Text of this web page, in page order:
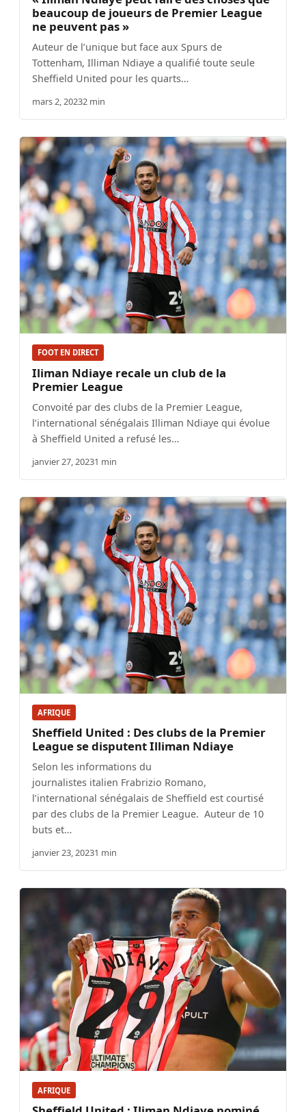
beaucoup de joueurs de Premier League
ne peuvent pas »
Auteur de l’unique but face aux Spurs de
Tottenham, Illiman Ndiaye a qualifié toute seule
Sheffield United pour les quarts…
mars 2, 20232 min
FOOT EN DIRECT
Iliman Ndiaye recale un club de la
Premier League
Convoité par des clubs de la Premier League,
l’international sénégalais Illiman Ndiaye qui évolue
à Sheffield United a refusé les…
janvier 27, 20231 min
AFRIQUE
Sheffield United : Des clubs de la Premier
League se disputent Illiman Ndiaye
Selon les informations du
journalistes italien Frabrizio Romano,
l’international sénégalais de Sheffield est courtisé
par des clubs de la Premier League. Auteur de 10
buts et…
janvier 23, 20231 min
AFRIQUE